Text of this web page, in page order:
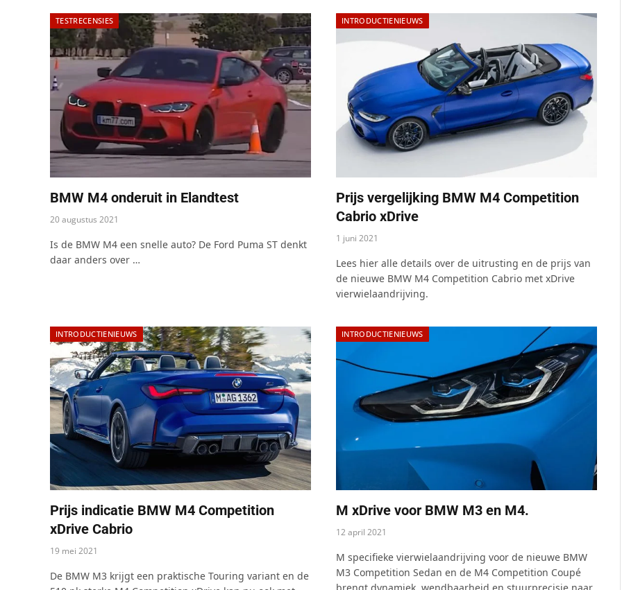
TESTRECENSIES
BMW M4 onderuit in Elandtest
20 augustus 2021
Is de BMW M4 een snelle auto? De Ford Puma ST denkt
daar anders over …
INTRODUCTIENIEUWS
Prijs vergelijking BMW M4 Competition
Cabrio xDrive
1 juni 2021
Lees hier alle details over de uitrusting en de prijs van
de nieuwe BMW M4 Competition Cabrio met xDrive
vierwielaandrijving.
INTRODUCTIENIEUWS
Prijs indicatie BMW M4 Competition
xDrive Cabrio
19 mei 2021
De BMW M3 krijgt een praktische Touring variant en de
INTRODUCTIENIEUWS
M xDrive voor BMW M3 en M4.
12 april 2021
M specifieke vierwielaandrijving voor de nieuwe BMW
M3 Competition Sedan en de M4 Competition Coupé